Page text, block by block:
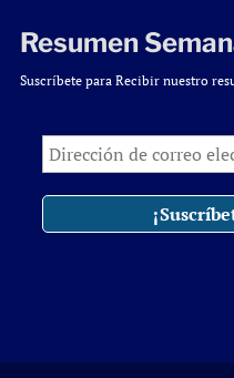
Resumen
Suscríbete para Recibir nuestro